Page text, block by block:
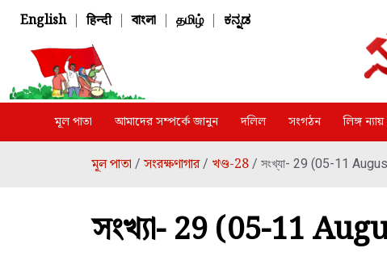
English | हिन्दी | বাংলা | தமிழ் | ಕನ್ನಡ
মূল পাতা আমাদের সম্পর্কে জানুন দলিল সংগঠন লিঙ্গ
মূল পাতা / সংরক্ষণাগার/ খণ্ড-28 / সংখ্যা- 29 (05-11
সংখ্যা- 29 (05-11